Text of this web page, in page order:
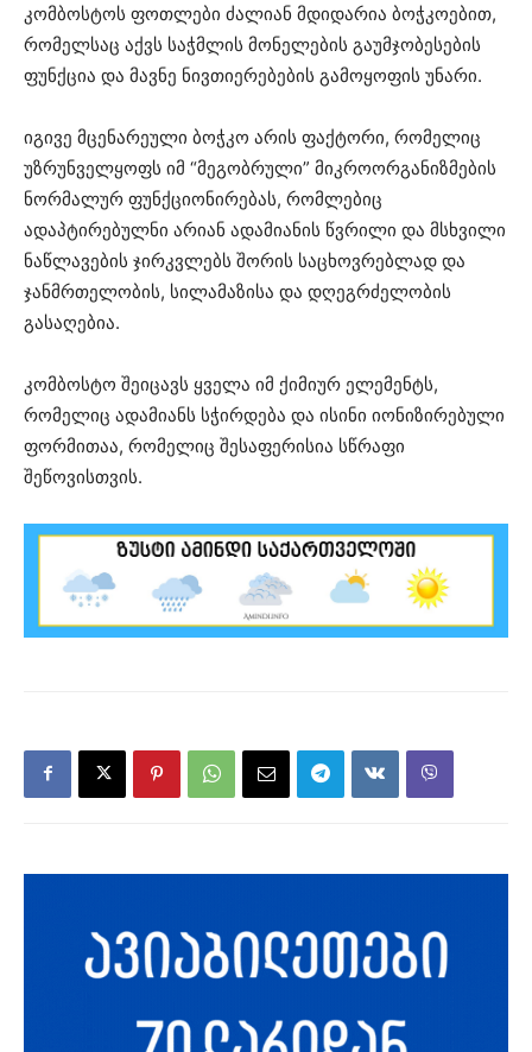
კომბოსტოს ფოთლები ძალიან მდიდარია ბოჭკოებით,
რომელსაც აქვს საჭმლის მონელების გაუმჯობესების
ფუნქცია და მავნე ნივთიერებების გამოყოფის უნარი.
იგივე მცენარეული ბოჭკო არის ფაქტორი, რომელიც
უზრუნველყოფს იმ “მეგობრული” მიკროორგანიზმების
ნორმალურ ფუნქციონირებას, რომლებიც
ადაპტირებულნი არიან ადამიანის წვრილი და მსხვილი
ნაწლავების ჯირკვლებს შორის საცხოვრებლად და
ჯანმრთელობის, სილამაზისა და დღეგრძელობის
გასაღებია.
კომბოსტო შეიცავს ყველა იმ ქიმიურ ელემენტს,
რომელიც ადამიანს სჭირდება და ისინი იონიზირებული
ფორმითაა, რომელიც შესაფერისია სწრაფი
შეწოვისთვის.